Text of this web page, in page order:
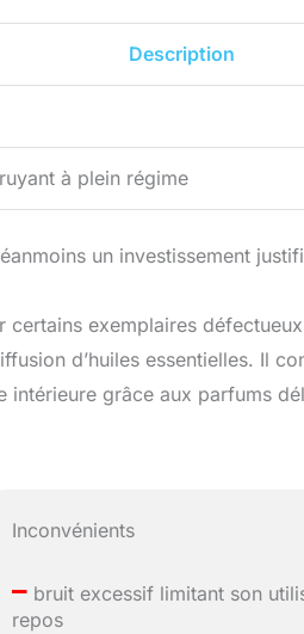
Description
à plein régime
un investissement
exemplaires
d’huiles essentielles. Il
grâce aux parfums
Inconvénients
– bruit excessif limitant son
repos